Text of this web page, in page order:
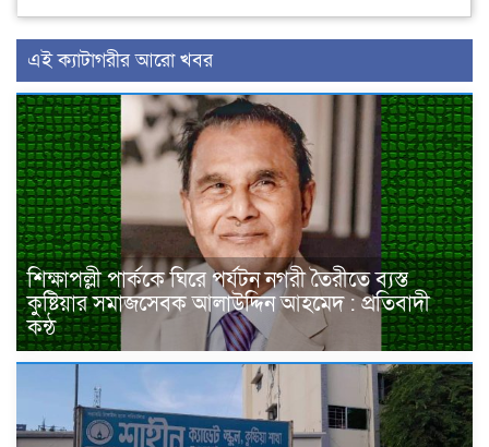
এই ক্যাটাগরীর আরো খবর
শিক্ষাপল্লী পার্ককে ঘিরে পর্যটন নগরী তৈরীতে ব্যস্ত
কুষ্টিয়ার সমাজসেবক আলাউদ্দিন আহমেদ : প্রতিবাদী
কন্ঠ